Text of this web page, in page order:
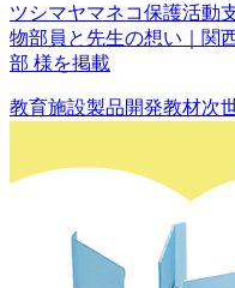
ツシマヤマネコ保護活動
物部員と先生の想い｜関
部 様を掲載
教育施設製品開発教材次